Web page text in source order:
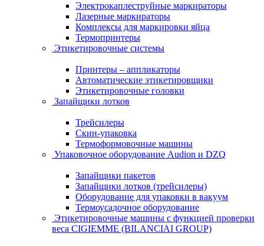
Электрокаплеструйные маркираторы
Лазерные маркираторы
Комплексы для маркировки яйца
Термопринтеры
Этикетировочные системы
Принтеры – аппликаторы
Автоматические этикетировщики
Этикетировочные головки
Запайщики лотков
Трейсилеры
Скин-упаковка
Термоформовочные машины
Упаковочное оборудование Audion и DZQ
Запайщики пакетов
Запайщики лотков (трейсилеры)
Оборудование для упаковки в вакуум
Термоусадочное оборудование
Этикетировочные машины с функцией проверки
веса CIGIEMME (BILANCIAI GROUP)